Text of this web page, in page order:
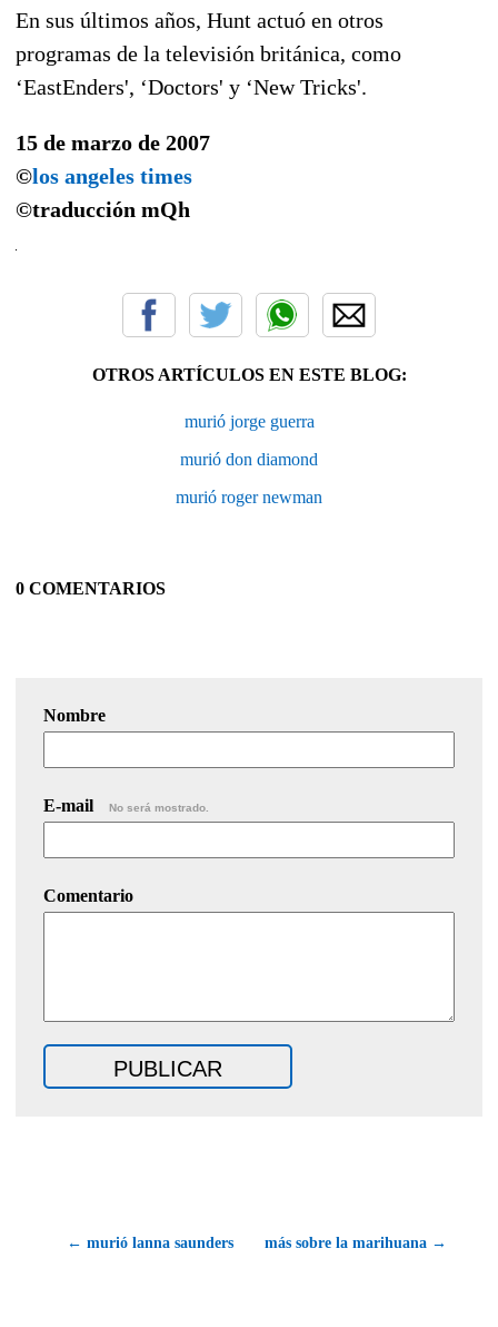
En sus últimos años, Hunt actuó en otros
programas de la televisión británica, como
‘EastEnders', ‘Doctors' y ‘New Tricks'.
15 de marzo de 2007
©los angeles times
©traducción mQh
OTROS ARTÍCULOS EN ESTE BLOG:
murió jorge guerra
murió don diamond
murió roger newman
0 COMENTARIOS
Nombre
E-mail No será mostrado.
Comentario
← murió lanna saunders más sobre la marihuana →